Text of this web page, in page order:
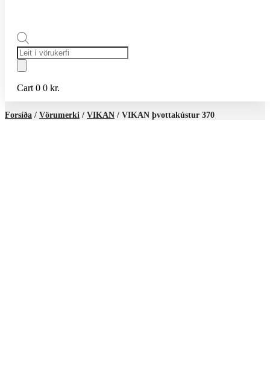
Products
search
Cart 0 0 kr.
Forsíða / Vörumerki / VIKAN / VIKAN þvottakústur 370